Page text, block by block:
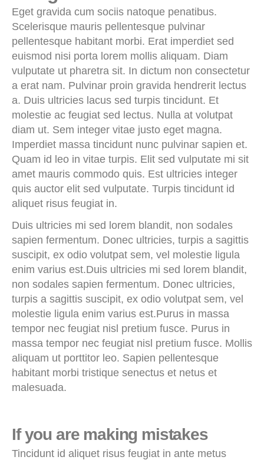
Eget gravida cum sociis natoque penatibus.
Scelerisque mauris pellentesque pulvinar
pellentesque habitant morbi. Erat imperdiet sed
euismod nisi porta lorem mollis aliquam. Diam
vulputate ut pharetra sit. In dictum non consectetur
a erat nam. Pulvinar proin gravida hendrerit lectus
a. Duis ultricies lacus sed turpis tincidunt. Et
molestie ac feugiat sed lectus. Nulla at volutpat
diam ut. Sem integer vitae justo eget magna.
Imperdiet massa tincidunt nunc pulvinar sapien et.
Quam id leo in vitae turpis. Elit sed vulputate mi sit
amet mauris commodo quis. Est ultricies integer
quis auctor elit sed vulputate. Turpis tincidunt id
aliquet risus feugiat in.
Duis ultricies mi sed lorem blandit, non sodales
sapien fermentum. Donec ultricies, turpis a sagittis
suscipit, ex odio volutpat sem, vel molestie ligula
enim varius est.Duis ultricies mi sed lorem blandit,
non sodales sapien fermentum. Donec ultricies,
turpis a sagittis suscipit, ex odio volutpat sem, vel
molestie ligula enim varius est.Purus in massa
tempor nec feugiat nisl pretium fusce. Purus in
massa tempor nec feugiat nisl pretium fusce. Mollis
aliquam ut porttitor leo. Sapien pellentesque
habitant morbi tristique senectus et netus et
malesuada.
If you are making mistakes
Tincidunt id aliquet risus feugiat in ante metus